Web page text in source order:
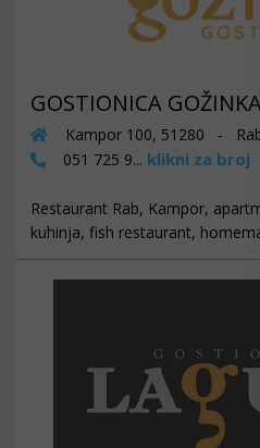
GOSTIONICA
Kampor 100, 51280 -
051 725 9... klikni za broj
Restaurant Rab, Kampor,
kuhinja, fish restaurant,